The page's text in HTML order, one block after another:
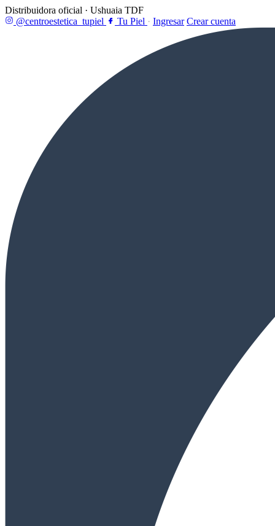
Distribuidora oficial · Ushuaia TDF
@centroestetica_tupiel
Tu Piel · Ingresar Crear cuenta